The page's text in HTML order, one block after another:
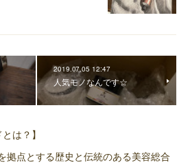
2019.07.05 12:47
人気モノなんです☆
は？】
拠点とする歴史と伝統のある美容総合